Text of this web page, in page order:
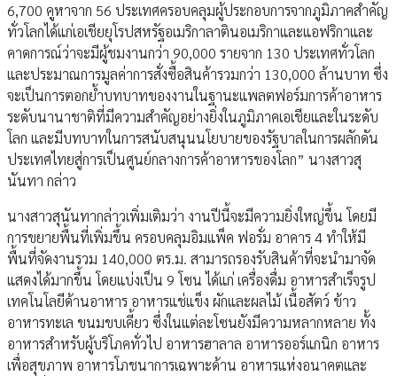
6,700 คูหาจาก 56 ประเทศครอบคลุมผู้ประกอบการจากภูมิภาคสำคัญ
ทั่วโลกได้แก่เอเชียยุโรปสหรัฐอเมริกาลาตินอเมริกาและแอฟริกาและ
คาดการณ์ว่าจะมีผู้ชมงานกว่า 90,000 รายจาก 130 ประเทศทั่วโลก
และประมาณการมูลค่าการสั่งซื้อสินค้ารวมกว่า 130,000 ล้านบาท ซึ่ง
จะเป็นการตอกย้ำบทบาทของงานในฐานะแพลตฟอร์มการค้าอาหาร
ระดับนานาชาติที่มีความสำคัญอย่างยิ่งในภูมิภาคเอเชียและในระดับ
โลก และมีบทบาทในการสนับสนุนนโยบายของรัฐบาลในการผลักดัน
ประเทศไทยสู่การเป็นศูนย์กลางการค้าอาหารของโลก” นางสาวสุ
นันทา กล่าว
นางสาวสุนันทากล่าวเพิ่มเติมว่า งานปีนี้จะมีความยิ่งใหญ่ขึ้น โดยมี
การขยายพื้นที่เพิ่มขึ้น ครอบคลุมอิมแพ็ค ฟอรั่ม อาคาร 4 ทำให้มี
พื้นที่จัดงานรวม 140,000 ตร.ม. สามารถรองรับสินค้าที่จะนำมาจัด
แสดงได้มากขึ้น โดยแบ่งเป็น 9 โซน ได้แก่ เครื่องดื่ม อาหารสำเร็จรูป
เทคโนโลยีด้านอาหาร อาหารแช่แข็ง ผักและผลไม้ เนื้อสัตว์ ข้าว
อาหารทะเล ขนมขบเคี้ยว ซึ่งในแต่ละโซนยังมีความหลากหลาย ทั้ง
อาหารสำหรับผู้บริโภคทั่วไป อาหารฮาลาล อาหารออร์แกนิก อาหาร
เพื่อสุขภาพ อาหารโภชนาการเฉพาะด้าน อาหารแห่งอนาคตและ